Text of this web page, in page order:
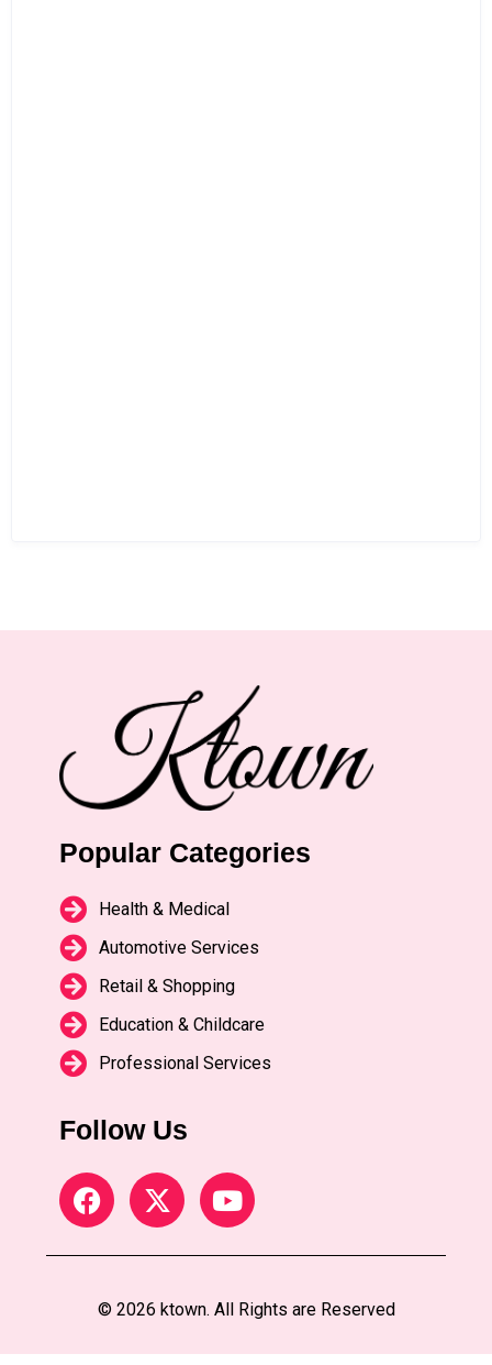
Popular Categories
Health & Medical
Automotive Services
Retail & Shopping
Education & Childcare
Professional Services
Follow Us
© 2026 ktown. All Rights are Reserved